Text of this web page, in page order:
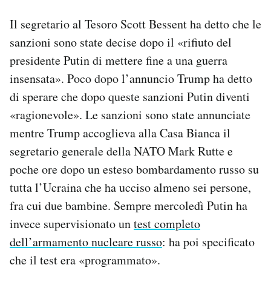
Il segretario al Tesoro Scott Bessent ha detto che le
sanzioni sono state decise dopo il «rifiuto del
presidente Putin di mettere fine a una guerra
insensata». Poco dopo l’annuncio Trump ha detto
di sperare che dopo queste sanzioni Putin diventi
«ragionevole». Le sanzioni sono state annunciate
mentre Trump accoglieva alla Casa Bianca il
segretario generale della NATO Mark Rutte e
poche ore dopo un esteso bombardamento russo su
tutta l’Ucraina che ha ucciso almeno sei persone,
fra cui due bambine. Sempre mercoledì Putin ha
invece supervisionato untest completo
dell’armamento nucleare russo: ha poi specificato
che il test era «programmato».